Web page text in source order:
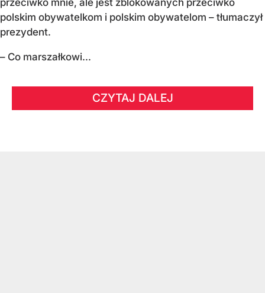
przeciwko mnie, ale jest zblokowanych przeciwko
polskim obywatelkom i polskim obywatelom – tłumaczył
prezydent.
– Co marszałkowi...
CZYTAJ DALEJ